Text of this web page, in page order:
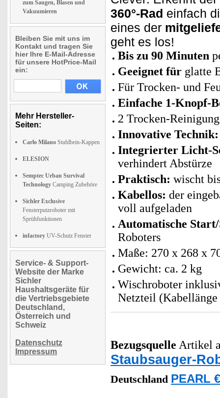
zum Saugen, Blasen und
Vakuumieren
Bleiben Sie mit uns im
Kontakt und tragen Sie
hier Ihre E-Mail-Adresse
für unsere HotPrice-Mail
ein:
Mehr Hersteller-
Seiten:
Carlo Milano Stuhlbein-Kappen
ELESION
Semptec Urban Survival
Technology Camping Zubehöre
Sichler Exclusive
Fensterputzroboter mit
Sprühfunktionen
infactory UV-Schutz Fenster
Service- & Support-
Website der Marke
Sichler
Haushaltsgeräte für
die Vertriebsgebiete
Deutschland,
Österreich und
Schweiz
Datenschutz
Impressum
360°-Rad einfach
eines der
geht es los!
Bis zu 90 Minuten
Geeignet für glatte
Für Trocken- und
Einfache 1-Knopf-
2 Trocken-
Innovative Technik:
Integrierter Licht-
verhindert Abstürze
Praktisch: wischt
Kabellos: der
voll aufgeladen
Automatische
Roboters
Maße: 270 x 268 x
Gewicht: ca. 2 kg
Wischroboter
Netzteil (Kabellänge
Bezugsquelle Artikel
Staubsauger-
Deutschland PEARL